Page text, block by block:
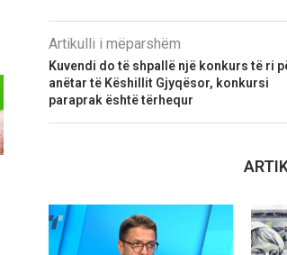
Artikulli i mëparshëm
Kuvendi do të shpallë një konkurs të ri
anëtar të Këshillit Gjyqësor, konkursi
paraprak është tërhequr